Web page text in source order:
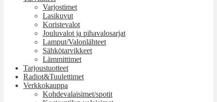
Varjostimet
Lasikuvut
Koristevalot
Jouluvalot ja pihavalosarjat
Lamput/Valonlähteet
Sähkötarvikkeet
Lämmittimet
Tarjoustuotteet
Radiot&Tuulettimet
Verkkokauppa
Kohdevalaisimet/spotit